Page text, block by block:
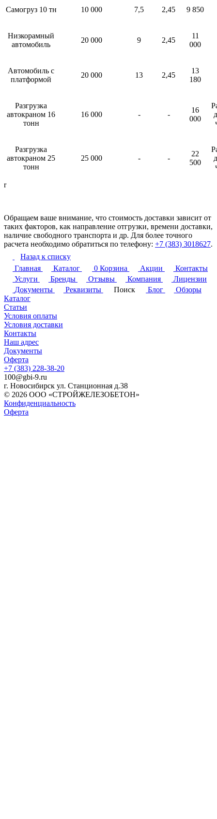
Самогруз 10 тн 10 000 7,5 2,45 9 850
Низкорамный
автомобиль
20 000 9 2,45
11
000
Автомобиль с
платформой
20 000 13 2,45
13
180
Разгрузка
автокраном 16
тонн
16 000 - -
16
000
Разгрузка
автокраном 25
тонн
25 000 - -
22
500
r
Обращаем ваше внимание, что стоимость доставки зависит от
таких факторов, как направление отгрузки, времени доставки,
наличие свободного транспорта и др. Для более точного
расчета необходимо обратиться по телефону: +7 (383) 3018627.
Назад к списку
Главная
Каталог 0 Корзина Акции
Контакты
Услуги
Бренды Отзывы Компания
Лицензии
Документы
Реквизиты Поиск Блог
Обзоры
Каталог
Статьи
Условия оплаты
Условия доставки
Контакты
Наш адрес
Документы
Оферта
+7 (383) 228-38-20
100@gbi-9.ru
г. Новосибирск ул. Станционная д.38
© 2026 ООО «СТРОЙЖЕЛЕЗОБЕТОН»
Конфиденциальность
Оферта